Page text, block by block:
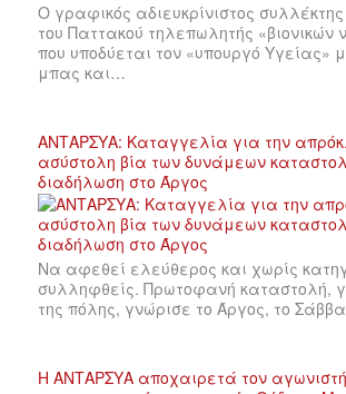
Ο γραφικός αδιευκρίνιστος
του Παττακού τηλεπωλητής «βιονικών
που υποδύεται τον «υπουργό Υγείας»
μπας και…
ΑΝΤΑΡΣΥΑ: Καταγγελία για την
ασύστολη βία των δυνάμεων
διαδήλωση στο Άργος
Να αφεθεί ελεύθερος και χωρίς
συλληφθείς. Πρωτοφανή καταστολή,
της πόλης, γνώρισε το Άργος, το
Η ΑΝΤΑΡΣΥΑ αποχαιρετά τον